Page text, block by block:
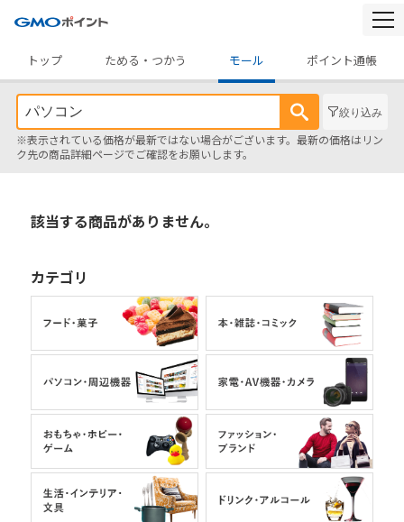
トップ
ためる・つかう モール ポイント通帳
絞り込み
※表示されている価格が最新ではない場合がございます。最新の価格はリン
ク先の商品詳細ページでご確認をお願いします。
該当する商品がありません。
カテゴリ